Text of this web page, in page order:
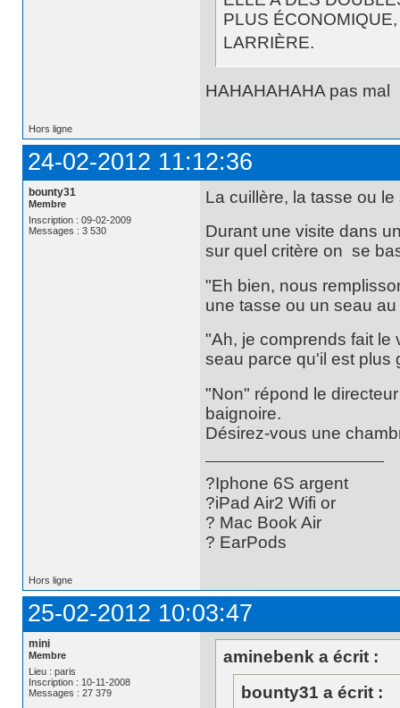
PLUS
LARRIÈRE.
HAHAHAHAHA pas mal
Hors ligne
24-02-2012 11:12:36
bounty31
Membre
Inscription : 09-02-2009
Messages : 3 530
La cuillère, la tasse ou le
Durant une visite dans
sur quel critère on se
"Eh bien, nous
une tasse ou un seau
"Ah, je comprends fait le
seau parce qu'il est plus
"Non" répond le
baignoire.
Désirez-vous une
?Iphone 6S argent
?iPad Air2 Wifi or
? Mac Book Air
? EarPods
Hors ligne
25-02-2012 10:03:47
mini
Membre
Lieu : paris
Inscription : 10-11-2008
Messages : 27 379
aminebenk a écrit :
bounty31 a écrit :